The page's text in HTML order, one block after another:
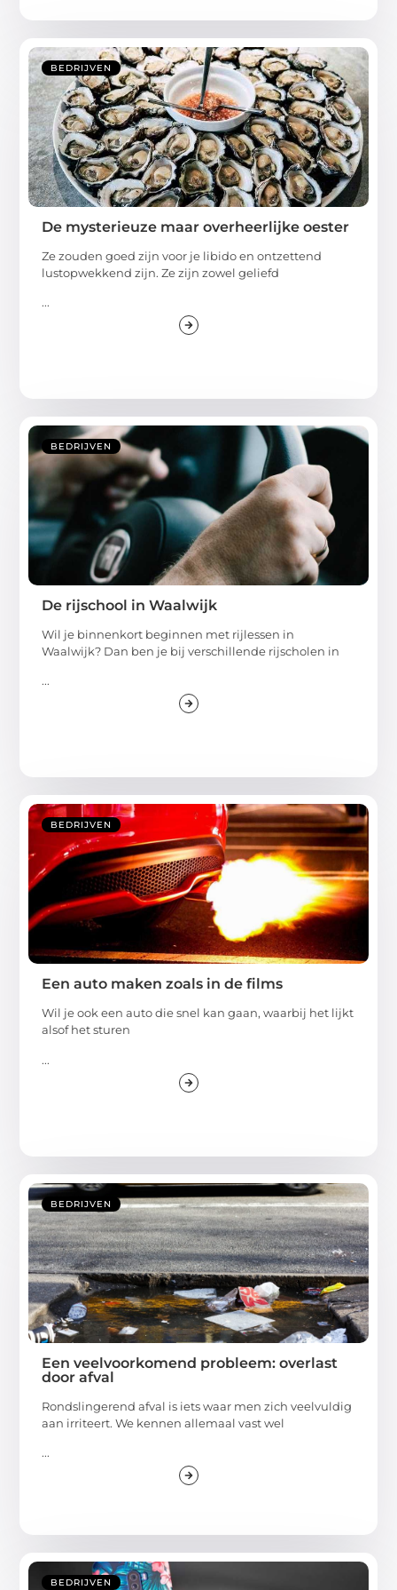
BEDRIJVEN
De mysterieuze maar overheerlijke oester
Ze zouden goed zijn voor je libido en ontzettend
lustopwekkend zijn. Ze zijn zowel geliefd
...
BEDRIJVEN
De rijschool in Waalwijk
Wil je binnenkort beginnen met rijlessen in
Waalwijk? Dan ben je bij verschillende rijscholen in
...
BEDRIJVEN
Een auto maken zoals in de films
Wil je ook een auto die snel kan gaan, waarbij het lijkt
alsof het sturen
...
BEDRIJVEN
Een veelvoorkomend probleem: overlast
door afval
Rondslingerend afval is iets waar men zich veelvuldig
aan irriteert. We kennen allemaal vast wel
...
BEDRIJVEN